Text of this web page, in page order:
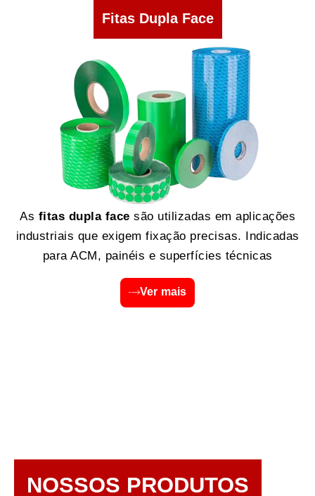
Fitas Dupla Face
As fitas dupla face são utilizadas em aplicações
industriais que exigem fixação precisas. Indicadas
para ACM, painéis e superfícies técnicas
Ver mais
NOSSOS PRODUTOS